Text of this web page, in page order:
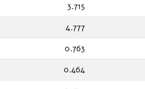
3.715
4.777
0.763
0.464